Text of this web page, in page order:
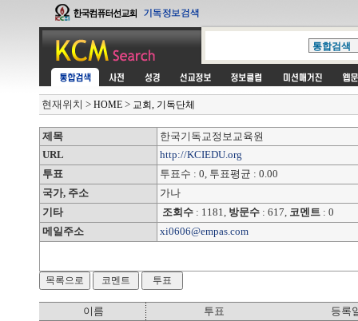
현재위치 > HOME > 교회, 기독단체
제목
한국기독교정보교육원
URL
http://KCIEDU.org
투표
투표수 : 0, 투표평균 : 0.00
국가, 주소
가나
기타
조회수 : 1181, 방문수 : 617, 코멘트 : 0
메일주소
xi0606@empas.com
이름 투표 등록